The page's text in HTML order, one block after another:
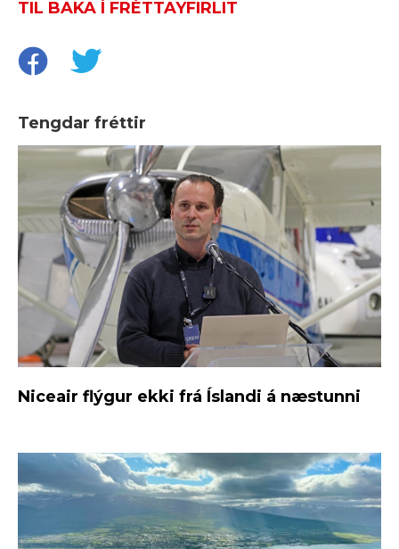
TIL BAKA Í FRÉTTAYFIRLIT
Tengdar fréttir
Niceair flýgur ekki frá Íslandi á næstunni